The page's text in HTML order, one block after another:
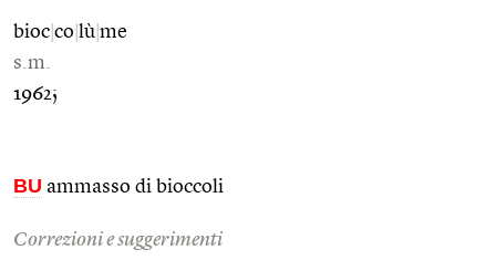
bioc co lù me
s.m.
1962;
BU ammasso di bioccoli
Correzioni e suggerimenti